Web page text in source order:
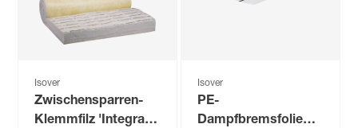
Isover
Zwischensparren-
Klemmfilz 'Integra
Isover
PE-
Dampfbremsfolie